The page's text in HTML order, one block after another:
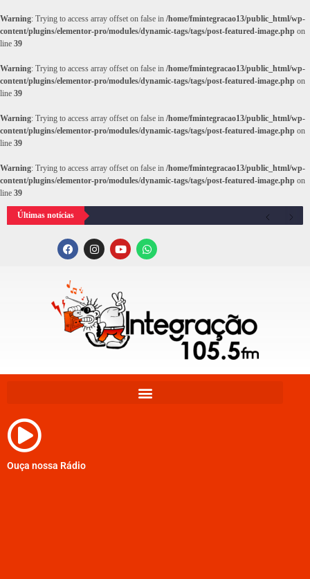
Warning: Trying to access array offset on false in /home/fmintegracao13/public_html/wp-
content/plugins/elementor-pro/modules/dynamic-tags/tags/post-featured-image.php on
line 39
Warning: Trying to access array offset on false in /home/fmintegracao13/public_html/wp-
content/plugins/elementor-pro/modules/dynamic-tags/tags/post-featured-image.php on
line 39
Warning: Trying to access array offset on false in /home/fmintegracao13/public_html/wp-
content/plugins/elementor-pro/modules/dynamic-tags/tags/post-featured-image.php on
line 39
Warning: Trying to access array offset on false in /home/fmintegracao13/public_html/wp-
content/plugins/elementor-pro/modules/dynamic-tags/tags/post-featured-image.php on
line 39
Últimas notícias
Ouça nossa Rádio